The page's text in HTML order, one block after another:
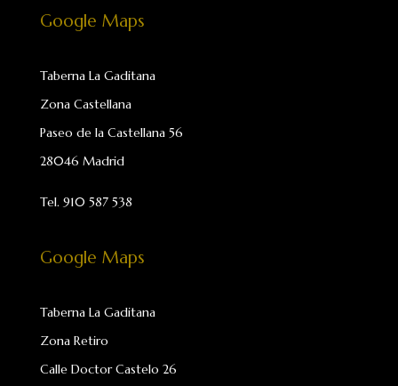
Google Maps
Taberna La Gaditana
Zona Castellana
Paseo de la Castellana 56
28046 Madrid
Tel. 910 587 538
Google Maps
Taberna La Gaditana
Zona Retiro
Calle Doctor Castelo 26